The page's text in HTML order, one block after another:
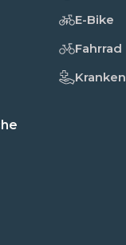
E-Bike
Fahrrad
Kranken